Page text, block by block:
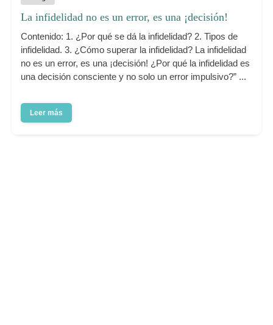
La infidelidad no es un error, es una ¡decisión!
Contenido: 1. ¿Por qué se dá la infidelidad? 2. Tipos de
infidelidad. 3. ¿Cómo superar la infidelidad? La infidelidad
no es un error, es una ¡decisión! ¿Por qué la infidelidad es
una decisión consciente y no solo un error impulsivo?” ...
Leer más